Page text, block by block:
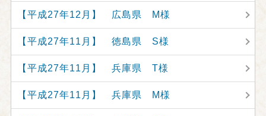
【平成27年12月】 広島県 M様
【平成27年11月】 徳島県 S様
【平成27年11月】 兵庫県 T様
【平成27年11月】 兵庫県 M様